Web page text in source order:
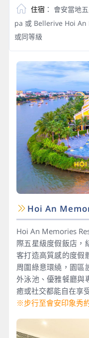
住宿 ： 會安當地
pa 或 Bellerive Hoi
或同等級
Hoi An
Hoi An Memories
際五星級度假飯店，
客打造高質感的度假
周圍綠意環繞，園區
外泳池、優雅餐廳與
癒或社交都能自在享
※步行至會安印象秀